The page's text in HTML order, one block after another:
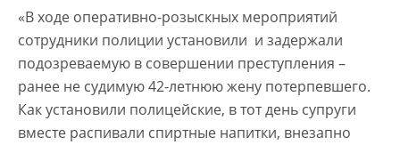
«В ходе оперативно-розыскных мероприятий
сотрудники полиции установили и задержали
подозреваемую в совершении преступления –
ранее не судимую 42-летнюю жену потерпевшего.
Как установили полицейские, в тот день супруги
вместе распивали спиртные напитки, внезапно